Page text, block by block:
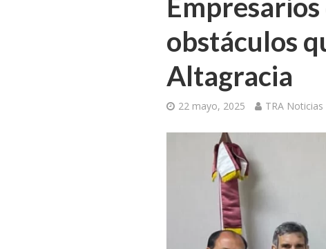
obstáculos
Altagracia
22 mayo, 2025 TRA Noticias